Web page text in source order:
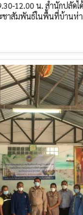
12.00 น. สำนักปลัด
ชาสัมพันธ์​ในพื้นที่​บ้านห่